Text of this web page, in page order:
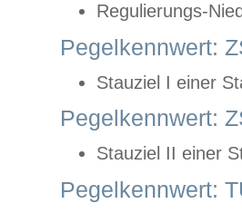
Regulierungs-
Pegelkennwert:
Stauziel I einer
Pegelkennwert:
Stauziel II einer
Pegelkennwert: